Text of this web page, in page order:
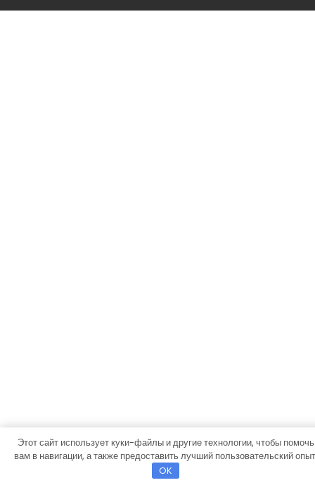
Этот сайт использует куки-файлы и другие технологии, чтобы помочь
вам в навигации, а также предоставить лучший пользовательский
OK